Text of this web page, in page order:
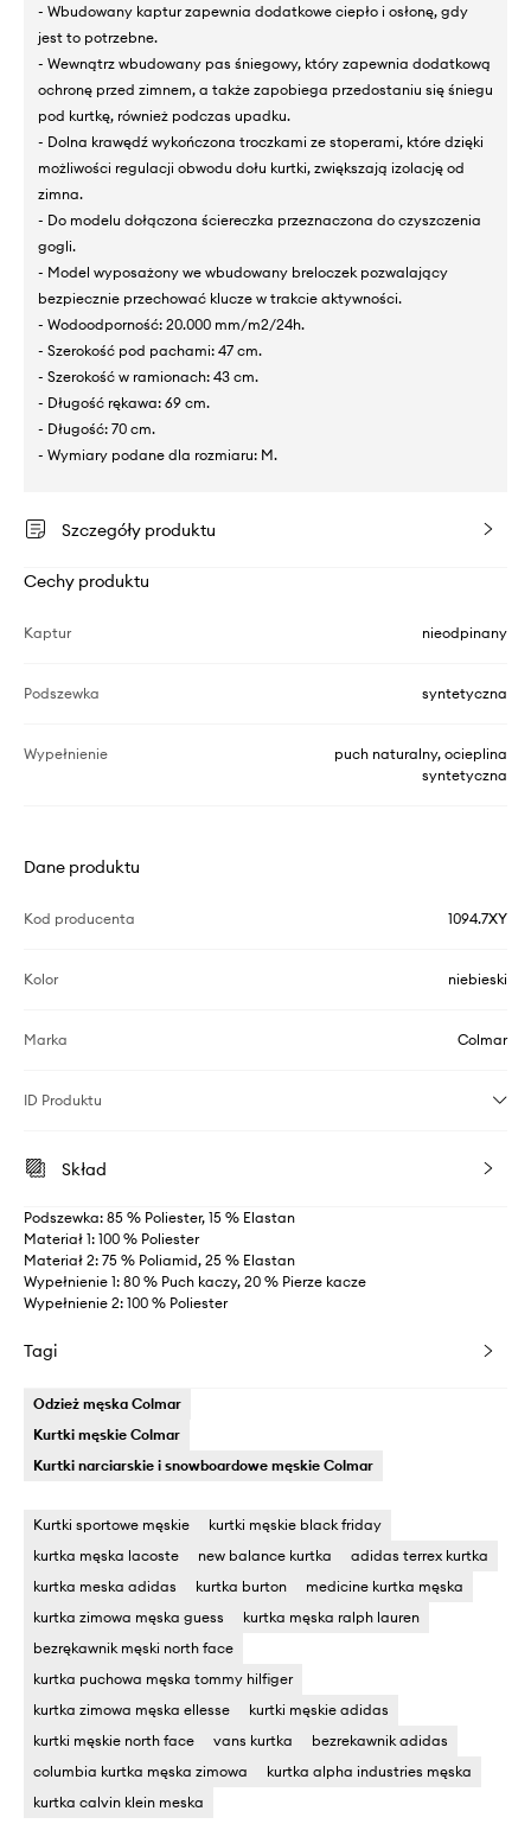
- Wbudowany kaptur zapewnia dodatkowe ciepło i osłonę, gdy
jest to potrzebne.
- Wewnątrz wbudowany pas śniegowy, który zapewnia dodatkową
ochronę przed zimnem, a także zapobiega przedostaniu się śniegu
pod kurtkę, również podczas upadku.
- Dolna krawędź wykończona troczkami ze stoperami, które dzięki
możliwości regulacji obwodu dołu kurtki, zwiększają izolację od
zimna.
- Do modelu dołączona ściereczka przeznaczona do czyszczenia
gogli.
- Model wyposażony we wbudowany breloczek pozwalający
bezpiecznie przechować klucze w trakcie aktywności.
- Wodoodporność: 20.000 mm/m2/24h.
- Szerokość pod pachami: 47 cm.
- Szerokość w ramionach: 43 cm.
- Długość rękawa: 69 cm.
- Długość: 70 cm.
- Wymiary podane dla rozmiaru: M.
Szczegóły produktu
Cechy produktu
Kaptur nieodpinany
Podszewka syntetyczna
Wypełnienie
puch naturalny, ocieplina
syntetyczna
Dane produktu
Kod producenta 1094.7XY
Kolor niebieski
Marka Colmar
ID Produktu
Skład
Podszewka: 85 % Poliester, 15 % Elastan
Materiał 1: 100 % Poliester
Materiał 2: 75 % Poliamid, 25 % Elastan
Wypełnienie 1: 80 % Puch kaczy, 20 % Pierze kacze
Wypełnienie 2: 100 % Poliester
Tagi
Odzież męska Colmar
Kurtki męskie Colmar
Kurtki narciarskie i snowboardowe męskie Colmar
Kurtki sportowe męskie
kurtki męskie black friday
kurtka męska lacoste
new balance kurtka
adidas terrex kurtka
kurtka meska adidas
kurtka burton
medicine kurtka męska
kurtka zimowa męska guess
kurtka męska ralph lauren
bezrękawnik męski north face
kurtka puchowa męska tommy hilfiger
kurtka zimowa męska ellesse
kurtki męskie adidas
kurtki męskie north face
vans kurtka
bezrekawnik adidas
columbia kurtka męska zimowa
kurtka alpha industries męska
kurtka calvin klein meska